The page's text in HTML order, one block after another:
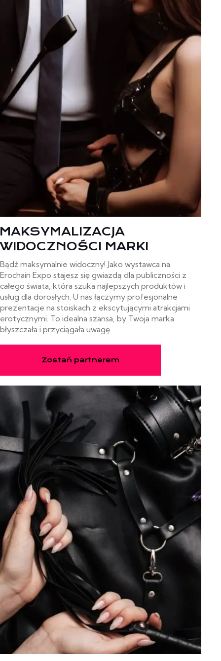
MAKSYMALIZACJA
WIDOCZNOŚCI MARKI
Bądź maksymalnie widoczny! Jako wystawca na
Erochain Expo stajesz się gwiazdą dla publiczności z
całego świata, która szuka najlepszych produktów i
usług dla dorosłych. U nas łączymy profesjonalne
prezentacje na stoiskach z ekscytującymi atrakcjami
erotycznymi. To idealna szansa, by Twoja marka
błyszczała i przyciągała uwagę.
Zostań partnerem